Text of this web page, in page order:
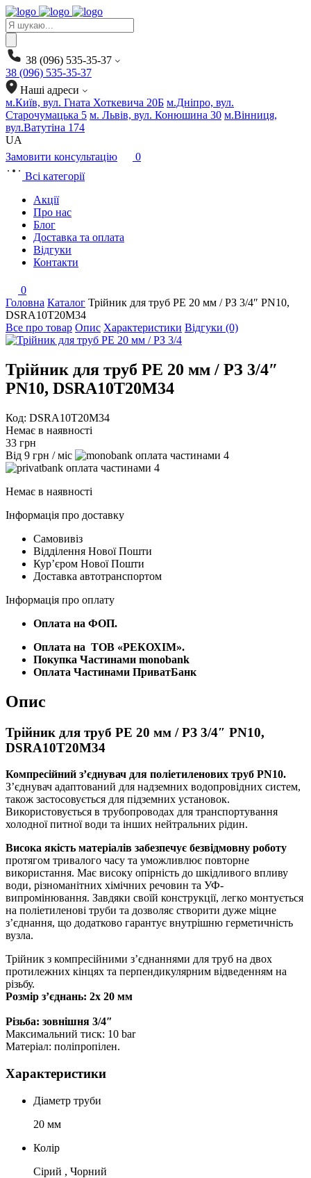
Products
search
38 (096) 535-35-37
38 (096) 535-35-37
Наші адреси
м.Київ, вул. Гната Хоткевича 20Б м.Дніпро, вул.
Старочумацька 5 м. Львів, вул. Конюшина 30 м.Вінниця,
вул.Ватутіна 174
UA
Замовити консультацію
0
Всі категорії
Акції
Про нас
Блог
Доставка та оплата
Відгуки
Контакти
0
Головна Каталог Трійник для труб PE 20 мм / РЗ 3/4″ PN10,
DSRA10T20M34
Все про товар Опис Характеристики Відгуки (0)
Трійник для труб PE 20 мм / РЗ 3/4″
PN10, DSRA10T20M34
Код: DSRA10T20M34
Немає в наявності
33 грн
Від 9 грн / міс
4
4
Немає в наявності
Інформація про доставку
Самовивіз
Відділення Нової Пошти
Курʼєром Нової Пошти
Доставка автотранспортом
Інформація про оплату
Оплата на ФОП.
Оплата на ТОВ «РЕКОХІМ».
Покупка Частинами monobank
Оплата Частинами ПриватБанк
Опис
Трійник для труб PE 20 мм / РЗ 3/4″ PN10,
DSRA10T20M34
Компресійний з’єднувач для поліетиленових труб PN10.
З’єднувач адаптований для надземних водопровідних систем,
також застосовується для підземних установок.
Використовується в трубопроводах для транспортування
холодної питної води та інших нейтральних рідин.
Висока якість матеріалів забезпечує безвідмовну роботу
протягом тривалого часу та уможливлює повторне
використання. Має високу опірність до шкідливого впливу
води, різноманітних хімічних речовин та УФ-
випромінювання. Завдяки своїй конструкції, легко монтується
на поліетиленові труби та дозволяє створити дуже міцне
з’єднання, що додатково гарантує внутрішню герметичність
вузла.
Трійник з компресійними з’єднаннями для труб на двох
протилежних кінцях та перпендикулярним відведенням на
різьбу.
Розмір з’єднань: 2х 20 мм
Різьба: зовнішня 3/4″
Максимальний тиск: 10 bar
Матеріал: поліпропілен.
Характеристики
Діаметр труби
20 мм
Колір
Сірий , Чорний